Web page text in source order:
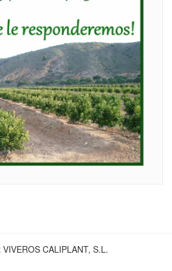
CALIPLANT, S.L.